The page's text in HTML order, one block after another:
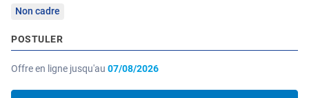
Non cadre
POSTULER
Offre en ligne jusqu'au 07/08/2026